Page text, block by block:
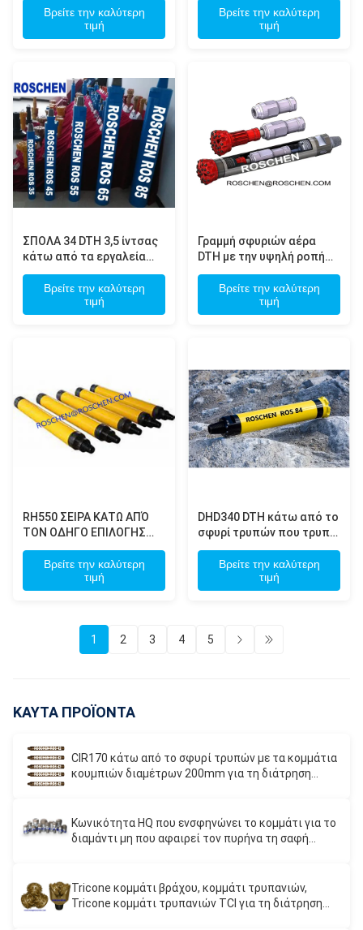
διάτρυσης σφυριών
Βρείτε την καλύτερη
τιμή
μηχανή διατρήσεων
μεταλλείας DTH
Βρείτε την καλύτερη
τιμή
ΣΠΟΛΑ 34 DTH 3,5 ίντσας
κάτω από τα εργαλεία
σφυριών τρυπών με την
υψηλή ζωή υπηρεσιών
ποσοστών διείσδυσης
μακριά
Βρείτε την καλύτερη
τιμή
Γραμμή σφυριών αέρα
DTH με την υψηλή ροπή
κάτω από το σφυρί
τρυπών για Blowhole τη
Βρείτε την καλύτερη
τιμή
RH550 ΣΕΙΡΑ ΚΑΤΩ ΑΠΌ
ΤΟΝ ΟΔΗΓΟ ΕΠΙΛΟΓΗΣ
ΣΦΥΡΙΩΝ ΤΡΥΠΩΝ ΜΕ ΤΗΝ
ΚΝΗΜΗ ΑΠΟΣΤΟΛΗΣ
Βρείτε την καλύτερη
τιμή
DHD340 DTH κάτω από το
σφυρί τρυπών που τρυπά
με τρυπάνι με τα
κομμάτια διαμέτρων
Βρείτε την καλύτερη
τιμή
1 2 3 4 5
ΚΑΥΤΑ ΠΡΟΪΟΝΤΑ
CIR170 κάτω από το σφυρί τρυπών με τα κομμάτια
κουμπιών διαμέτρων 200mm για τη διάτρηση
Κωνικότητα HQ που ενσφηνώνει το κομμάτι για το
διαμάντι μη που αφαιρεί τον πυρήνα τη σαφή
Tricone κομμάτι βράχου, κομμάτι τρυπανιών,
Tricone κομμάτι τρυπανιών TCI για τη διάτρηση